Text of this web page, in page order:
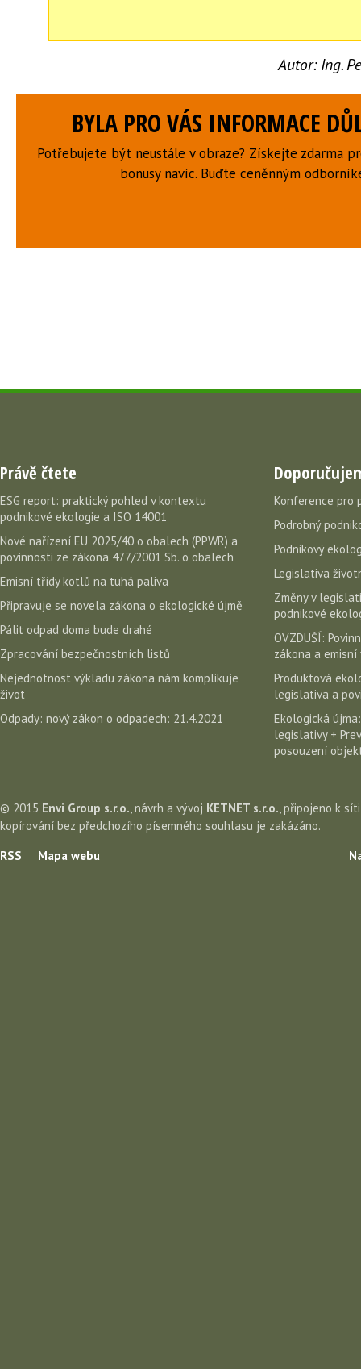
Autor: Ing.
BYLA PRO VÁS INFORMACE
Potřebujete být neustále v obraze? Získejte zdarma
bonusy navíc. Buďte ceněnným
Právě čtete
ESG report: praktický pohled v kontextu
podnikové ekologie a ISO 14001
Nové nařízení EU 2025/40 o obalech (PPWR) a
povinnosti ze zákona 477/2001 Sb. o obalech
Emisní třídy kotlů na tuhá paliva
Připravuje se novela zákona o ekologické újmě
Pálit odpad doma bude drahé
Zpracování bezpečnostních listů
Nejednotnost výkladu zákona nám komplikuje
život
Odpady: nový zákon o odpadech: 21.4.2021
Konference pro
Podrobný
Podnikový
Legislativa
Změny v
podnikové
OVZDUŠÍ:
zákona a emisní
Produktová
legislativa a
Ekologická
legislativy +
posouzení
© 2015 Envi Group s.r.o. , návrh a vývoj KETNET s.r.o. , připojeno k
kopírování bez předchozího písemného souhlasu je zakázáno.
RSS
Mapa webu